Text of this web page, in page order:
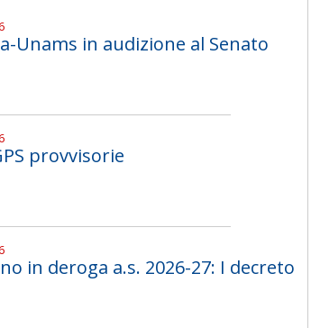
Unams in audizione al Senato
provvisorie
in deroga a.s. 2026-27: I decreto